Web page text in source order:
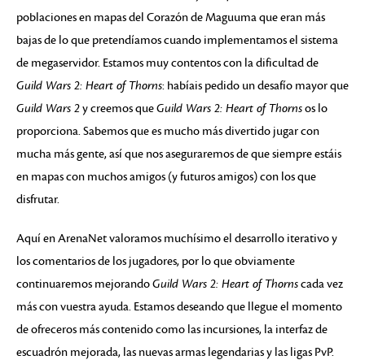
poblaciones en mapas del Corazón de Maguuma que eran más
bajas de lo que pretendíamos cuando implementamos el sistema
de megaservidor. Estamos muy contentos con la dificultad de
Guild Wars 2: Heart of Thorns: habíais pedido un desafío mayor que
Guild Wars 2y creemos queGuild Wars 2: Heart of Thornsos lo
proporciona. Sabemos que es mucho más divertido jugar con
mucha más gente, así que nos aseguraremos de que siempre estáis
en mapas con muchos amigos (y futuros amigos) con los que
disfrutar.
Aquí en ArenaNet valoramos muchísimo el desarrollo iterativo y
los comentarios de los jugadores, por lo que obviamente
continuaremos mejorandoGuild Wars 2: Heart of Thornscada vez
más con vuestra ayuda. Estamos deseando que llegue el momento
de ofreceros más contenido como las incursiones, la interfaz de
escuadrón mejorada, las nuevas armas legendarias y las ligas PvP.